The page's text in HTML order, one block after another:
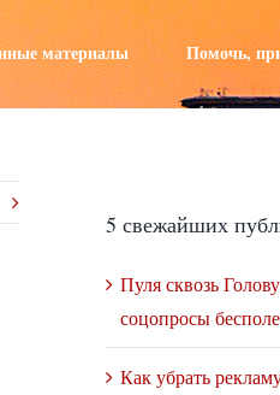
материалы
Помочь,
5 свежайших
Пуля сквозь
соцопросы
Как убрать